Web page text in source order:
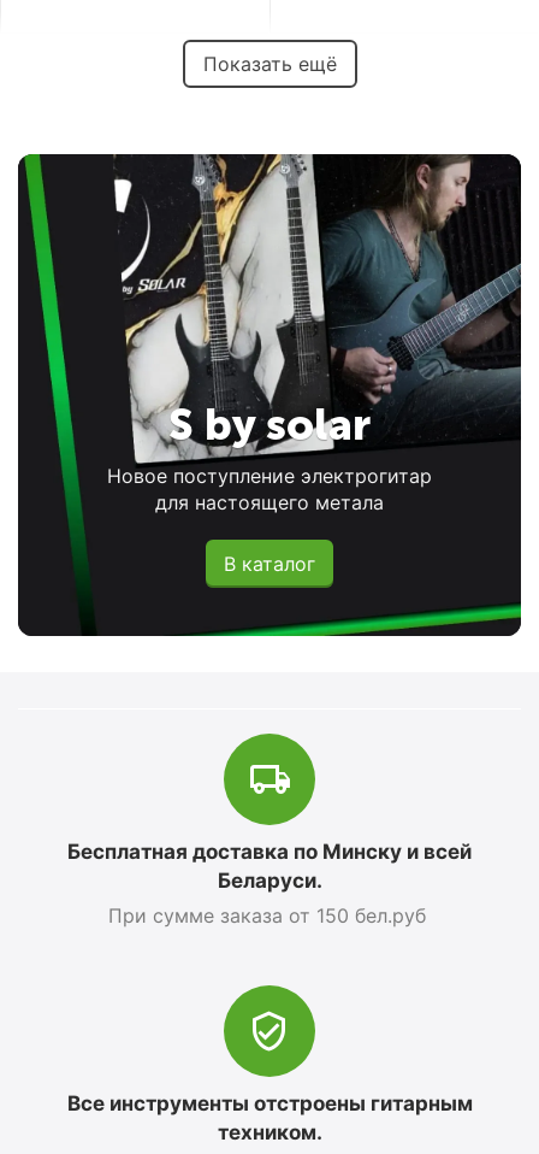
Показать ещё
S by solar
Новое поступление электрогитар
для настоящего метала
В каталог
Бесплатная доставка по Минску и всей
Беларуси.
При сумме заказа от 150 бел.руб
Все инструменты отстроены гитарным
техником.